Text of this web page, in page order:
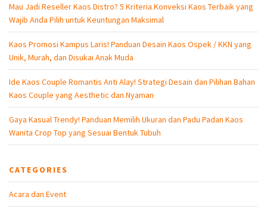
Mau Jadi Reseller Kaos Distro? 5 Kriteria Konveksi Kaos Terbaik yang
Wajib Anda Pilih untuk Keuntungan Maksimal
Kaos Promosi Kampus Laris! Panduan Desain Kaos Ospek / KKN yang
Unik, Murah, dan Disukai Anak Muda
Ide Kaos Couple Romantis Anti Alay! Strategi Desain dan Pilihan Bahan
Kaos Couple yang Aesthetic dan Nyaman
Gaya Kasual Trendy! Panduan Memilih Ukuran dan Padu Padan Kaos
Wanita Crop Top yang Sesuai Bentuk Tubuh
CATEGORIES
Acara dan Event